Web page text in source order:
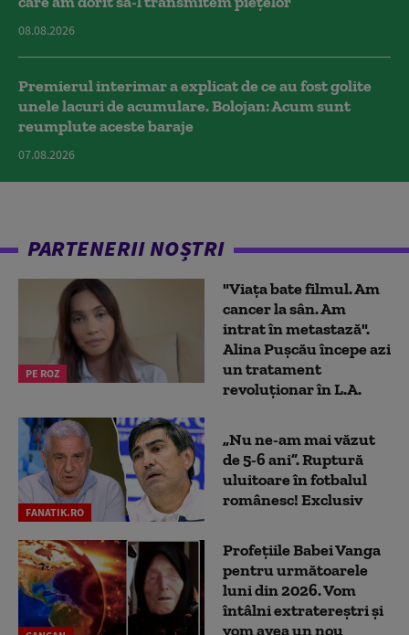
08.08.2026
Premierul interimar a explicat de ce au fost golite
unele lacuri de acumulare. Bolojan: Acum sunt
reumplute aceste baraje
07.08.2026
PARTENERII NOȘTRI
PE ROZ
"Viața bate filmul. Am
cancer la sân. Am
intrat în metastază".
Alina Pușcău începe azi
un tratament
revoluționar în L.A.
FANATIK.RO
„Nu ne-am mai văzut
de 5-6 ani”. Ruptură
uluitoare în fotbalul
românesc! Exclusiv
Profețiile Babei Vanga
pentru următoarele
luni din 2026. Vom
întâlni extratereștri și
vom avea un nou